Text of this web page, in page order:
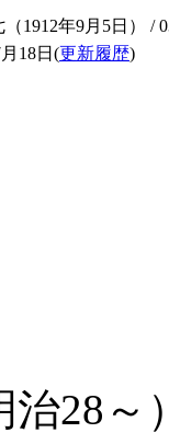
1912年9月5日） /
18日(更新履歴)
治28～